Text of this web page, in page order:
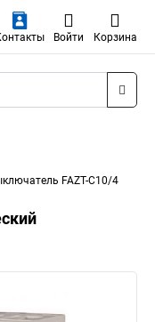
Войти Корзина
FAZT-C10/4